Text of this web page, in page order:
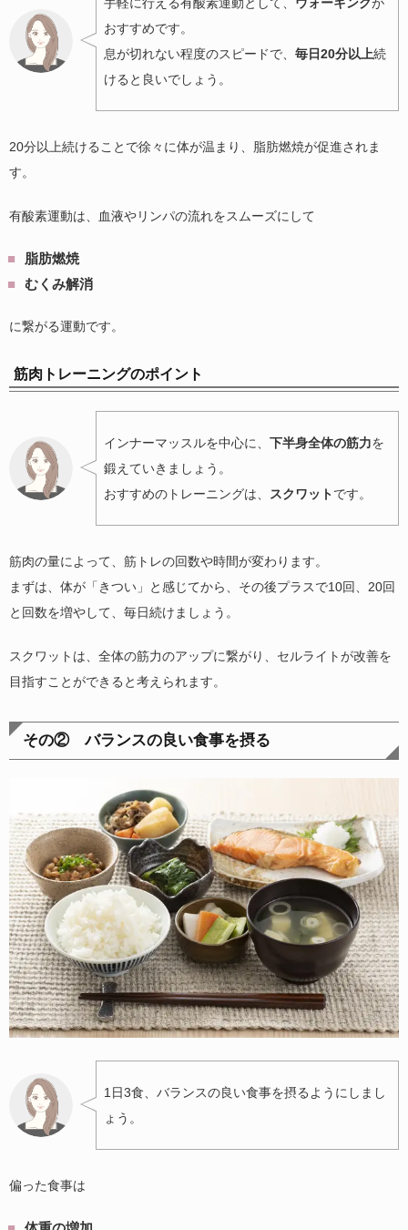
おすすめです。
息が切れない程度のスピードで、 毎日20分以上続
けると良いでしょう。
20分以上続けることで徐々に体が温まり、脂肪燃焼が促進されま
す。
有酸素運動は、血液やリンパの流れをスムーズにして
脂肪燃焼
むくみ解消
に繋がる運動です。
筋肉トレーニングのポイント
インナーマッスルを中心に、 下半身全体の筋力を
鍛えていきましょう。
おすすめのトレーニングは、
スクワットです。
筋肉の量によって、筋トレの回数や時間が変わります。
まずは、体が「きつい」と感じてから、その後プラスで10回、20回
と回数を増やして、毎日続けましょう。
スクワットは、全体の筋力のアップに繋がり、セルライトが改善を
目指すことができると考えられます。
その② バランスの良い食事を摂る
1日3食、バランスの良い食事を摂るようにしまし
ょう。
偏った食事は